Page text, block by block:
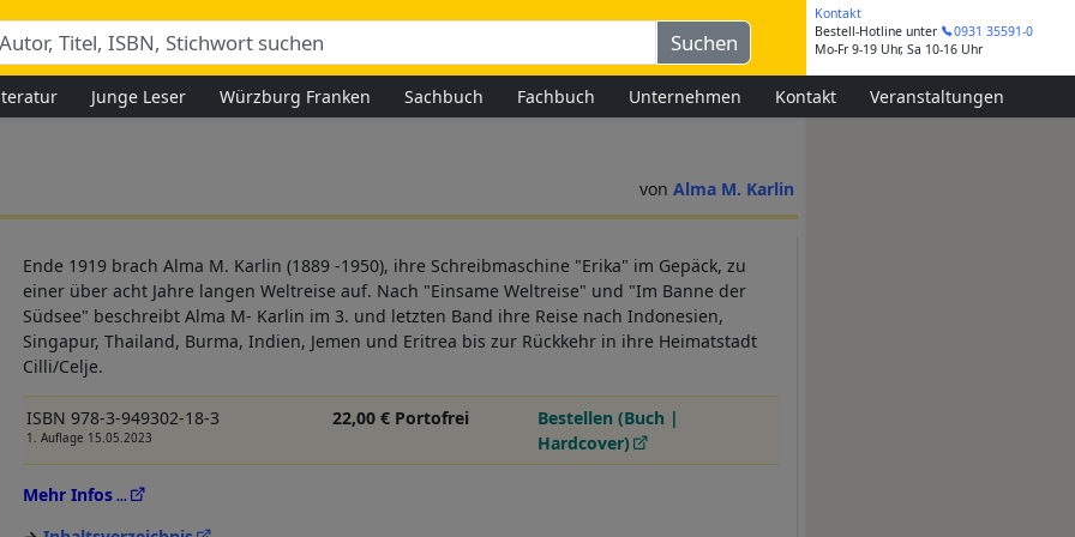
Kontakt
Bestell-Hotline unter
0931 35591-0
Mo-Fr 9-19 Uhr, Sa 10-16 Uhr
Junge Leser Würzburg Franken Sachbuch Fachbuch Unternehmen Kontakt Veranstaltungen
Alma M. Karlin
Ende 1919 brach Alma M. Karlin (1889 -1950), ihre Schreibmaschine "Erika" im Gepäck, zu
einer über acht Jahre langen Weltreise auf. Nach "Einsame Weltreise" und "Im Banne der
Südsee" beschreibt Alma M- Karlin im 3. und letzten Band ihre Reise nach Indonesien,
Singapur, Thailand, Burma, Indien, Jemen und Eritrea bis zur Rückkehr in ihre Heimatstadt
Cilli/Celje.
ISBN 978-3-949302-18-3
1. Auflage 15.05.2023
22,00 € Portofrei
Bestellen (Buch |
Hardcover)
Mehr Infos